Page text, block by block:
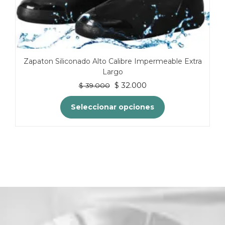
Zapaton Siliconado Alto Calibre Impermeable Extra
Largo
$39.000 El
precio
original
era:
$ 32.000El
precio
actual
es:
Seleccionar opciones
opciones
pueden